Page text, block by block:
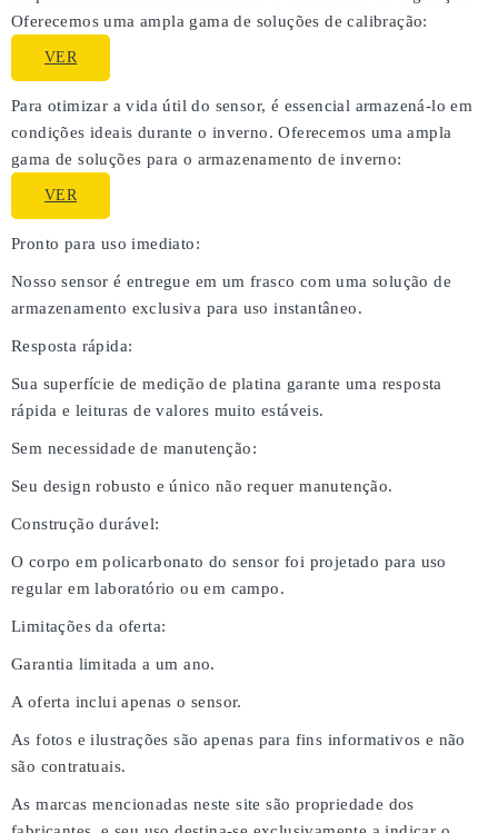
Oferecemos uma ampla gama de soluções de calibração:
VER
Para otimizar a vida útil do sensor, é essencial armazená-lo em
condições ideais durante o inverno. Oferecemos uma ampla
gama de soluções para o armazenamento de inverno:
VER
Pronto para uso imediato:
Nosso sensor é entregue em um frasco com uma solução de
armazenamento exclusiva para uso instantâneo.
Resposta rápida:
Sua superfície de medição de platina garante uma resposta
rápida e leituras de valores muito estáveis.
Sem necessidade de manutenção:
Seu design robusto e único não requer manutenção.
Construção durável:
O corpo em policarbonato do sensor foi projetado para uso
regular em laboratório ou em campo.
Limitações da oferta:
Garantia limitada a um ano.
A oferta inclui apenas o sensor.
As fotos e ilustrações são apenas para fins informativos e não
são contratuais.
As marcas mencionadas neste site são propriedade dos